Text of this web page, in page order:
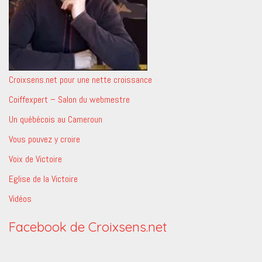
Croixsens.net pour une nette croissance
Coiffexpert – Salon du webmestre
Un québécois au Cameroun
Vous pouvez y croire
Voix de Victoire
Eglise de la Victoire
Vidéos
Facebook de Croixsens.net